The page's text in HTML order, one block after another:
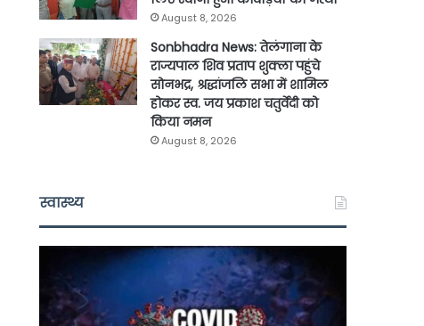
August 8, 2026
Sonbhadra News: तेलंगाना के
राज्यपाल शिव प्रताप शुक्ला पहुंचे
सोनभद्र, श्रद्धांजलि सभा में शामिल
होकर स्व. जय प्रकाश चतुर्वेदी को
किया नमन
August 8, 2026
स्वास्थ्य